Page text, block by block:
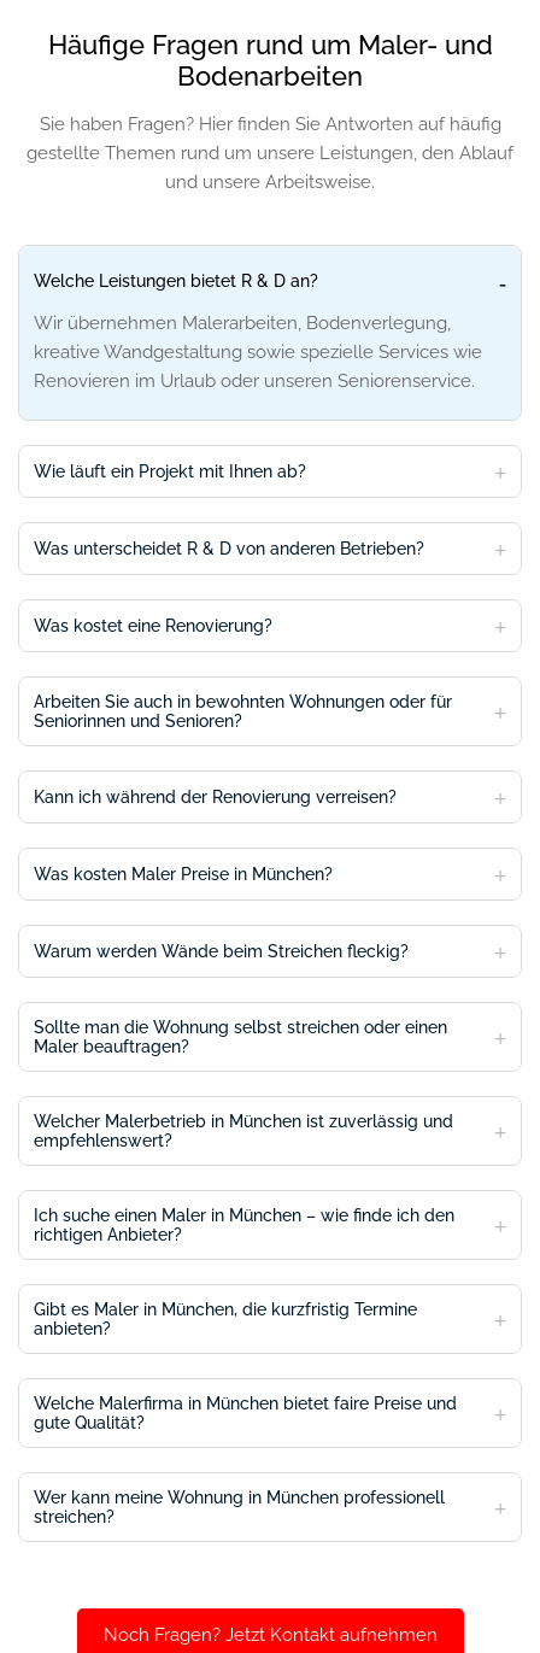
Häufige Fragen rund um Maler- und
Bodenarbeiten
Sie haben Fragen? Hier finden Sie Antworten auf häufig
gestellte Themen rund um unsere Leistungen, den Ablauf
und unsere Arbeitsweise.
Welche Leistungen bietet R & D an?
Wir übernehmen Malerarbeiten, Bodenverlegung,
kreative Wandgestaltung sowie spezielle Services wie
Renovieren im Urlaub oder unseren Seniorenservice.
Wie läuft ein Projekt mit Ihnen ab?
Was unterscheidet R & D von anderen Betrieben?
Was kostet eine Renovierung?
Arbeiten Sie auch in bewohnten Wohnungen oder für
Seniorinnen und Senioren?
Kann ich während der Renovierung verreisen?
Was kosten Maler Preise in München?
Warum werden Wände beim Streichen fleckig?
Sollte man die Wohnung selbst streichen oder einen
Maler beauftragen?
Welcher Malerbetrieb in München ist zuverlässig und
empfehlenswert?
Ich suche einen Maler in München – wie finde ich den
richtigen Anbieter?
Gibt es Maler in München, die kurzfristig Termine
anbieten?
Welche Malerfirma in München bietet faire Preise und
gute Qualität?
Wer kann meine Wohnung in München professionell
streichen?
Noch Fragen? Jetzt Kontakt aufnehmen